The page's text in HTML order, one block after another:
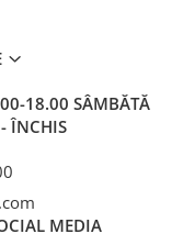
18.00 SÂMBĂTĂ
ÎNCHIS
MEDIA